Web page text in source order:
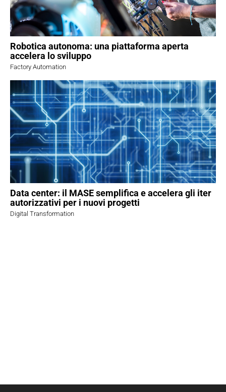
Robotica autonoma: una piattaforma aperta
accelera lo sviluppo
Factory Automation
Data center: il MASE semplifica e accelera gli iter
autorizzativi per i nuovi progetti
Digital Transformation